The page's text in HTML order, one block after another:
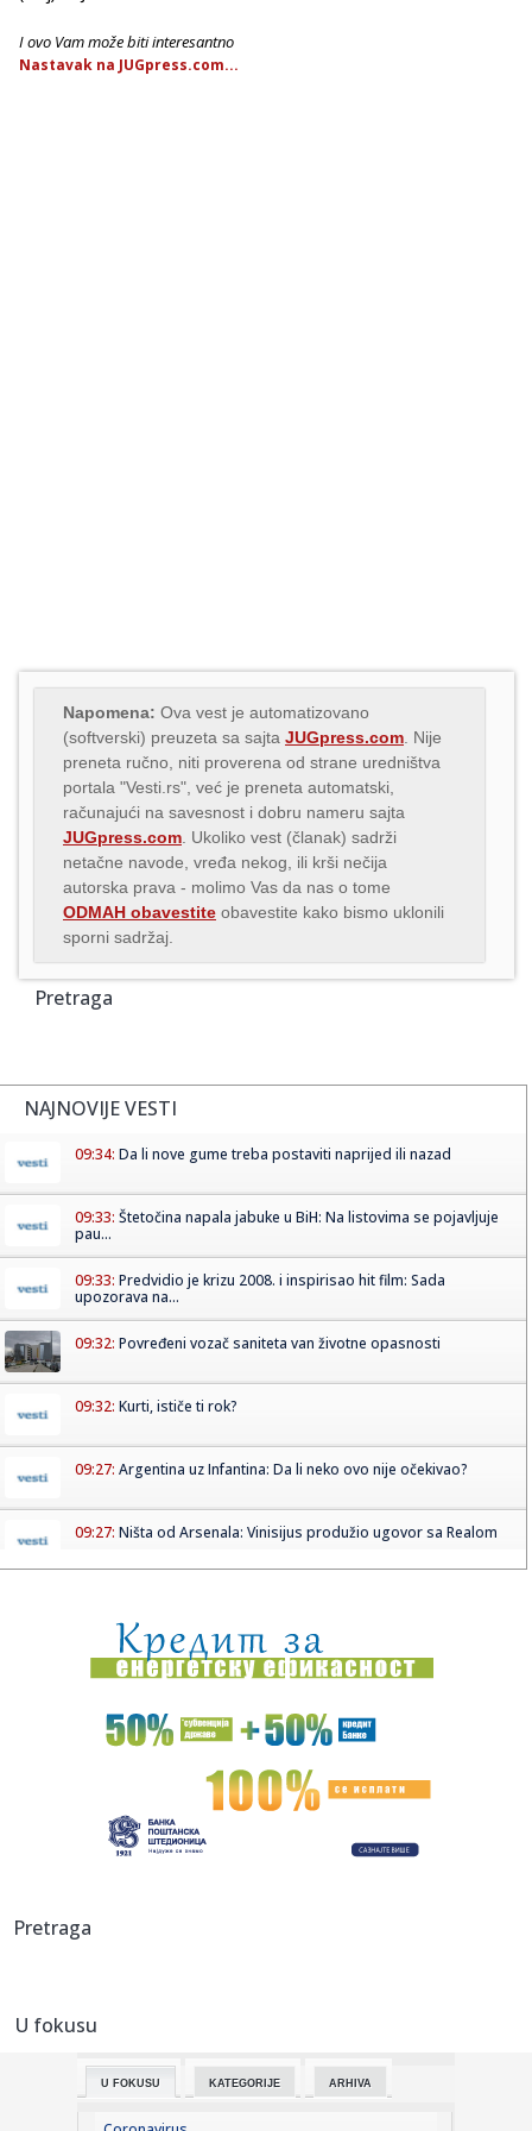
I ovo Vam može biti interesantno
Nastavak na JUGpress.com...
Napomena: Ova vest je automatizovano
(softverski) preuzeta sa sajta JUGpress.com . Nije
preneta ručno, niti proverena od strane uredništva
portala "Vesti.rs", već je preneta automatski,
računajući na savesnost i dobru nameru sajta
JUGpress.com . Ukoliko vest (članak) sadrži
netačne navode, vređa nekog, ili krši nečija
autorska prava - molimo Vas da nas o tome
ODMAH obavestite obavestite kako bismo uklonili
sporni sadržaj.
Pretraga
NAJNOVIJE VESTI
09:34: Da li nove gume treba postaviti naprijed ili nazad
09:33: Štetočina napala jabuke u BiH: Na listovima se pojavljuje
pau...
09:33: Predvidio je krizu 2008. i inspirisao hit film: Sada
upozorava na...
09:32: Povređeni vozač saniteta van životne opasnosti
09:32: Kurti, ističe ti rok?
09:27: Argentina uz Infantina: Da li neko ovo nije očekivao?
09:27: Ništa od Arsenala: Vinisijus produžio ugovor sa Realom
09:25:"Interesantno – baš Đoković predlaže da se skrate mečevi"
09:25:Špansko čudo ponovo "uzelo meru" Muzetiju VIDEO
BIRODI: Vučićeva najava potvrđuje potrebu za razdvajanjem
09:24:Filipine pogodio zemljotres jačine 5,8 stepeni
sa biv...
09:21:
09:20: SRCE Vranje: Sport u istorijskoj krizi
Pretraga
U fokusu
U FOKUSU KATEGORIJE ARHIVA